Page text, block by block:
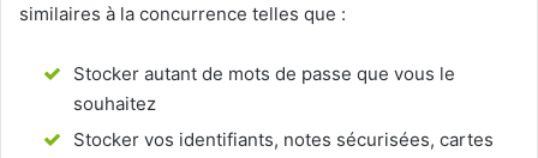
similaires à la concurrence telles que :
Stocker autant de mots de passe que vous le
souhaitez
Stocker vos identifiants, notes sécurisées, cartes